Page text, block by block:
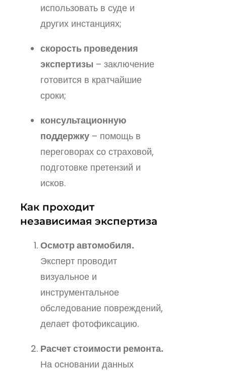
использовать в суде и
других инстанциях;
скорость проведения
экспертизы – заключение
готовится в кратчайшие
сроки;
консультационную
поддержку – помощь в
переговорах со страховой,
подготовке претензий и
исков.
Как проходит
независимая экспертиза
Осмотр автомобиля.
Эксперт проводит
визуальное и
инструментальное
обследование повреждений,
делает фотофиксацию.
Расчет стоимости ремонта.
На основании данных